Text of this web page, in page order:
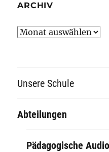
ARCHIV
Archiv
Unsere Schule
Abteilungen
Pädagogische